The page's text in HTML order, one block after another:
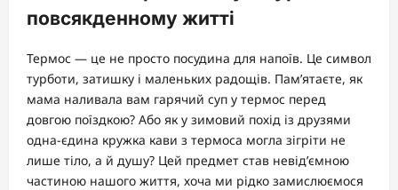
повсякденному житті
Термос — це не просто посудина для напоїв. Це символ
турботи, затишку і маленьких радощів. Пам’ятаєте, як
мама наливала вам гарячий суп у термос перед
довгою поїздкою? Або як у зимовий похід із друзями
одна-єдина кружка кави з термоса могла зігріти не
лише тіло, а й душу? Цей предмет став невід’ємною
частиною нашого життя, хоча ми рідко замислюємося